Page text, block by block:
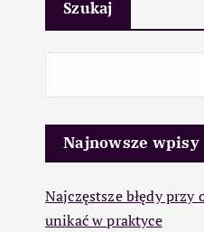
Szukaj
Najnowsze wpisy
Najczęstsze błędy przy
unikać w praktyce